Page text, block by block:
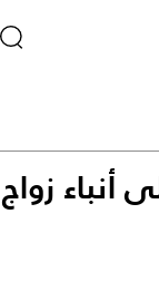
أنباء زواج